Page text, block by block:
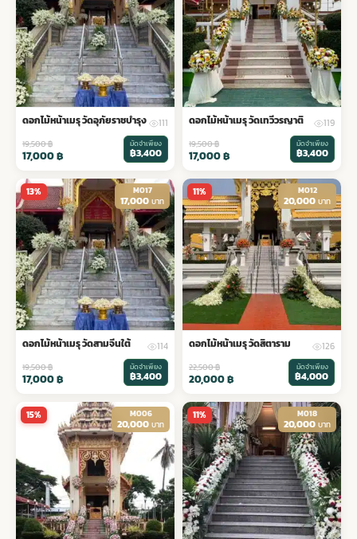
ดอกไม้หน้าเมรุ วัดอุภัยราชบำรุง 111
19,500฿
17,000฿
มัดจำเพียง
฿3,400
ดอกไม้หน้าเมรุ วัดเทวีวรญาติ 119
19,500฿
17,000฿
มัดจำเพียง
฿3,400
13% M017
17,000 บาท
ดอกไม้หน้าเมรุ วัดสามจีนใต้ 114
19,500฿
17,000฿
มัดจำเพียง
฿3,400
11% M012
20,000 บาท
ดอกไม้หน้าเมรุ วัดสิตาราม 126
22,500฿
20,000฿
มัดจำเพียง
฿4,000
15% M006
20,000 บาท
11% M018
20,000 บาท